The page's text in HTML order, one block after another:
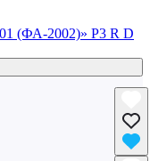
(ФА-2002)» P3 R D